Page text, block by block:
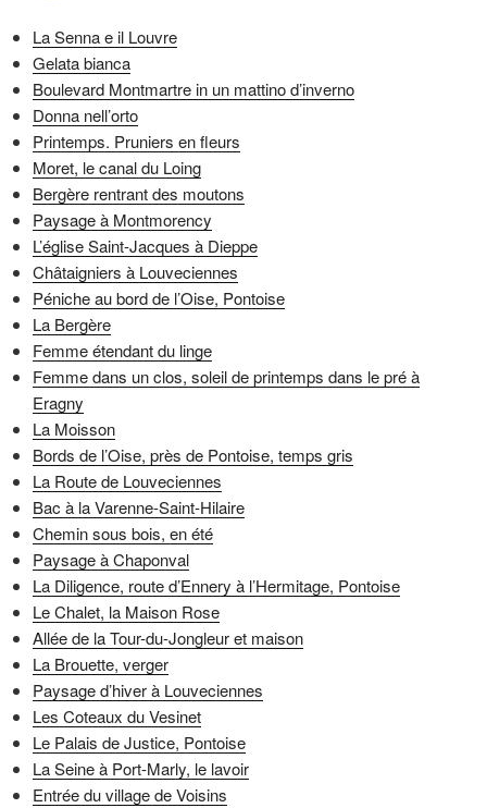
La Senna e il Louvre
Gelata bianca
Boulevard Montmartre in un mattino d’inverno
Donna nell’orto
Printemps. Pruniers en fleurs
Moret, le canal du Loing
Bergère rentrant des moutons
Paysage à Montmorency
L’église Saint-Jacques à Dieppe
Châtaigniers à Louveciennes
Péniche au bord de l’Oise, Pontoise
La Bergère
Femme étendant du linge
Femme dans un clos, soleil de printemps dans le pré à
Eragny
La Moisson
Bords de l’Oise, près de Pontoise, temps gris
La Route de Louveciennes
Bac à la Varenne-Saint-Hilaire
Chemin sous bois, en été
Paysage à Chaponval
La Diligence, route d’Ennery à l’Hermitage, Pontoise
Le Chalet, la Maison Rose
Allée de la Tour-du-Jongleur et maison
La Brouette, verger
Paysage d’hiver à Louveciennes
Les Coteaux du Vesinet
Le Palais de Justice, Pontoise
La Seine à Port-Marly, le lavoir
Entrée du village de Voisins